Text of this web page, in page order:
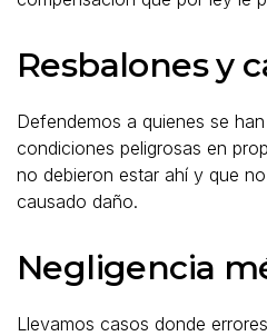
Resbalones y
Defendemos a quienes se
condiciones peligrosas en
no debieron estar ahí y que
causado daño.
Negligencia
Llevamos casos donde